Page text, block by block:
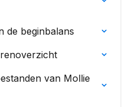
de beginbalans
van Mollie